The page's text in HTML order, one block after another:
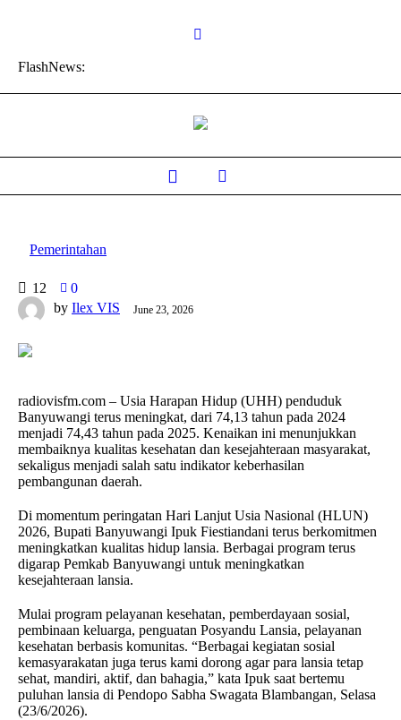
FlashNews:
Pemerintahan
12
0
by Ilex VIS June 23, 2026
radiovisfm.com – Usia Harapan Hidup (UHH) penduduk
Banyuwangi terus meningkat, dari 74,13 tahun pada 2024
menjadi 74,43 tahun pada 2025. Kenaikan ini menunjukkan
membaiknya kualitas kesehatan dan kesejahteraan masyarakat,
sekaligus menjadi salah satu indikator keberhasilan
pembangunan daerah.
Di momentum peringatan Hari Lanjut Usia Nasional (HLUN)
2026, Bupati Banyuwangi Ipuk Fiestiandani terus berkomitmen
meningkatkan kualitas hidup lansia. Berbagai program terus
digarap Pemkab Banyuwangi untuk meningkatkan
kesejahteraan lansia.
Mulai program pelayanan kesehatan, pemberdayaan sosial,
pembinaan keluarga, penguatan Posyandu Lansia, pelayanan
kesehatan berbasis komunitas. “Berbagai kegiatan sosial
kemasyarakatan juga terus kami dorong agar para lansia tetap
sehat, mandiri, aktif, dan bahagia,” kata Ipuk saat bertemu
puluhan lansia di Pendopo Sabha Swagata Blambangan, Selasa
(23/6/2026).